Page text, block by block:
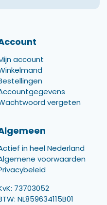
account
vergeten
in heel Nederland
voorwaarden
73703052
NL859634115B01